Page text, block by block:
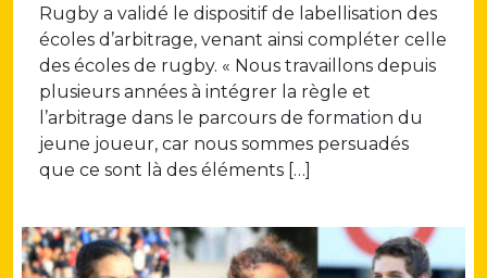
Rugby a validé le dispositif de labellisation des
écoles d’arbitrage, venant ainsi compléter celle
des écoles de rugby. « Nous travaillons depuis
plusieurs années à intégrer la règle et
l’arbitrage dans le parcours de formation du
jeune joueur, car nous sommes persuadés
que ce sont là des éléments […]